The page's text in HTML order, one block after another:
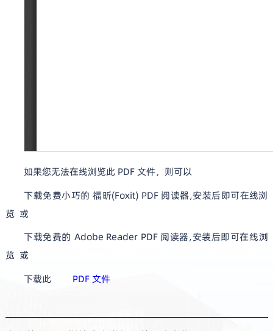
如果您无法在线浏览此 PDF 文件，则可以
下载免费小巧的 福昕(Foxit) PDF 阅读器,安装后即可在线浏
览 或
下载免费的 Adobe Reader PDF 阅读器,安装后即可在线浏
览 或
下载此
PDF 文件